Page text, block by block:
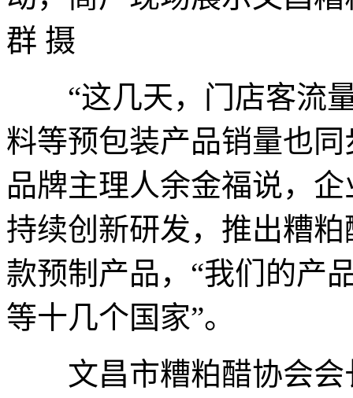
群 摄
“这几天，门店客流量
料等预包装产品销量也
品牌主理人余金福说，
持续创新研发，推出糟
款预制产品，“我们的产
等十几个国家”。
文昌市糟粕醋协会会